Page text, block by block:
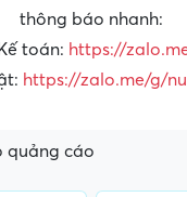
thông báo nhanh:
toán: https://
https://zalo.me/g/
quảng cáo